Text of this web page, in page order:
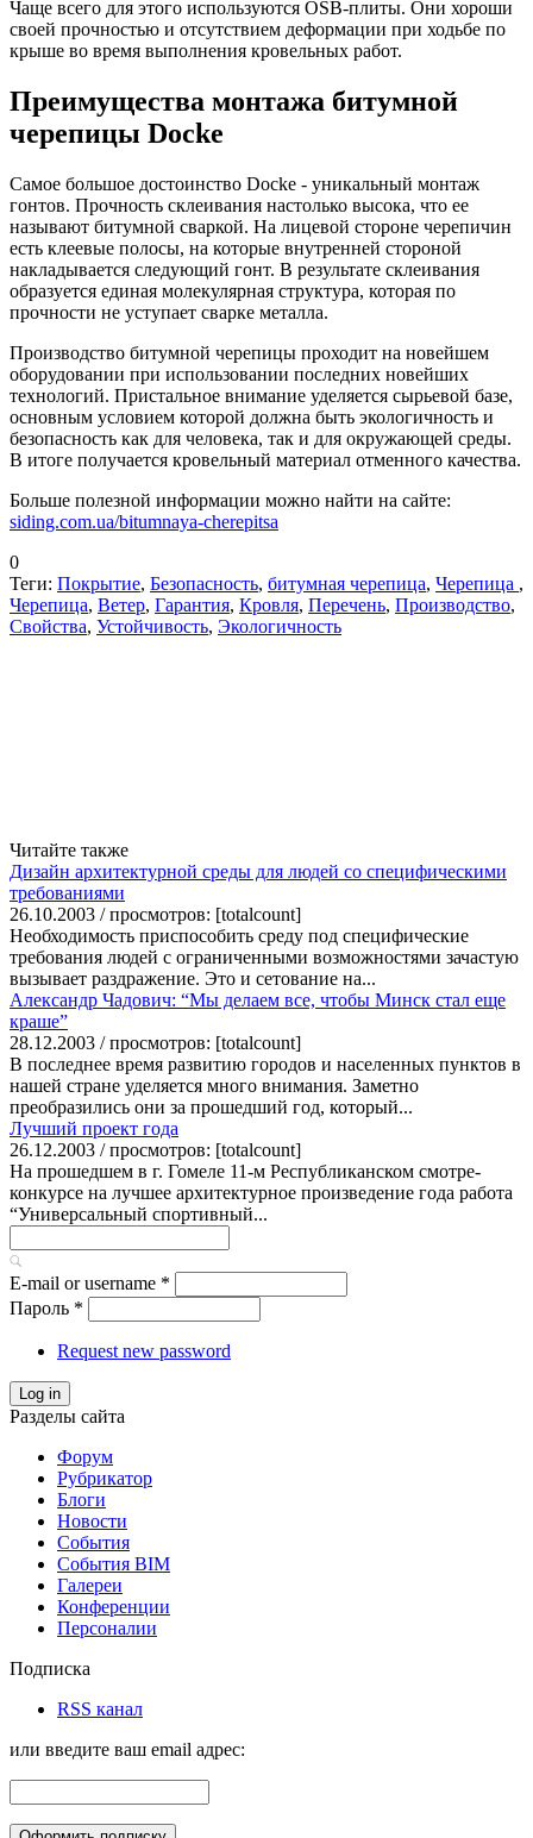
Чаще всего для этого используются OSB-плиты. Они хороши
своей прочностью и отсутствием деформации при ходьбе по
крыше во время выполнения кровельных работ.
Преимущества монтажа битумной
черепицы Docke
Самое большое достоинство Docke - уникальный монтаж
гонтов. Прочность склеивания настолько высока, что ее
называют битумной сваркой. На лицевой стороне черепичин
есть клеевые полосы, на которые внутренней стороной
накладывается следующий гонт. В результате склеивания
образуется единая молекулярная структура, которая по
прочности не уступает сварке металла.
Производство битумной черепицы проходит на новейшем
оборудовании при использовании последних новейших
технологий. Пристальное внимание уделяется сырьевой базе,
основным условием которой должна быть экологичность и
безопасность как для человека, так и для окружающей среды.
В итоге получается кровельный материал отменного качества.
Больше полезной информации можно найти на сайте:
siding.com.ua/bitumnaya-cherepitsa
0
Теги: Покрытие, Безопасность, битумная черепица, Черепица ,
Черепица, Ветер, Гарантия, Кровля, Перечень, Производство,
Свойства, Устойчивость, Экологичность
Читайте также
Дизайн архитектурной среды для людей со специфическими
требованиями
26.10.2003 / просмотров: [totalcount]
Необходимость приспособить среду под специфические
требования людей с ограниченными возможностями зачастую
вызывает раздражение. Это и сетование на...
Александр Чадович: “Мы делаем все, чтобы Минск стал еще
краше”
28.12.2003 / просмотров: [totalcount]
В последнее время развитию городов и населенных пунктов в
нашей стране уделяется много внимания. Заметно
преобразились они за прошедший год, который...
Лучший проект года
26.12.2003 / просмотров: [totalcount]
На прошедшем в г. Гомеле 11-м Республиканском смотре-
конкурсе на лучшее архитектурное произведение года работа
“Универсальный спортивный...
E-mail or username *
Пароль *
Request new password
Log in
Разделы сайта
Форум
Рубрикатор
Блоги
Новости
События
События BIM
Галереи
Конференции
Персоналии
Подписка
RSS канал
или введите ваш email адрес: